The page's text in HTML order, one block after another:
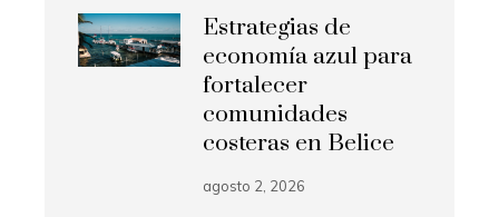
Estrategias de
economía azul para
fortalecer
comunidades
costeras en Belice
agosto 2, 2026